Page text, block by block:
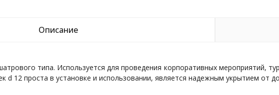
Описание
типа. Используется для проведения корпоративных мероприятий,
d 12 проста в установке и использовании, является надежным укрытием от